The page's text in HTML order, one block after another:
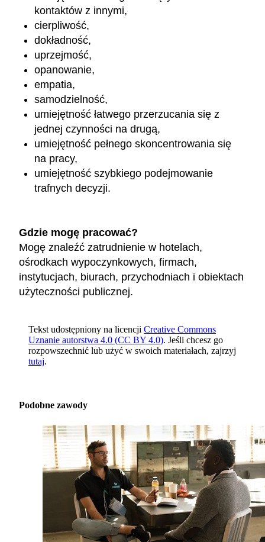
kontaktów z innymi,
cierpliwość,
dokładność,
uprzejmość,
opanowanie,
empatia,
samodzielność,
umiejętność łatwego przerzucania się z
jednej czynności na drugą,
umiejętność pełnego skoncentrowania się
na pracy,
umiejętność szybkiego podejmowanie
trafnych decyzji.
Gdzie mogę pracować?
Mogę znaleźć zatrudnienie w hotelach,
ośrodkach wypoczynkowych, firmach,
instytucjach, biurach, przychodniach i obiektach
użyteczności publicznej.
Tekst udostępniony na licencji Creative Commons
Uznanie autorstwa 4.0 (CC BY 4.0). Jeśli chcesz go
rozpowszechnić lub użyć w swoich materiałach, zajrzyj
tutaj.
Podobne zawody